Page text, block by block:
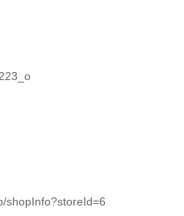
shopInfo?storeId=6